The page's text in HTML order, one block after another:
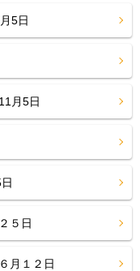
5日
月5日
５日
月１２日